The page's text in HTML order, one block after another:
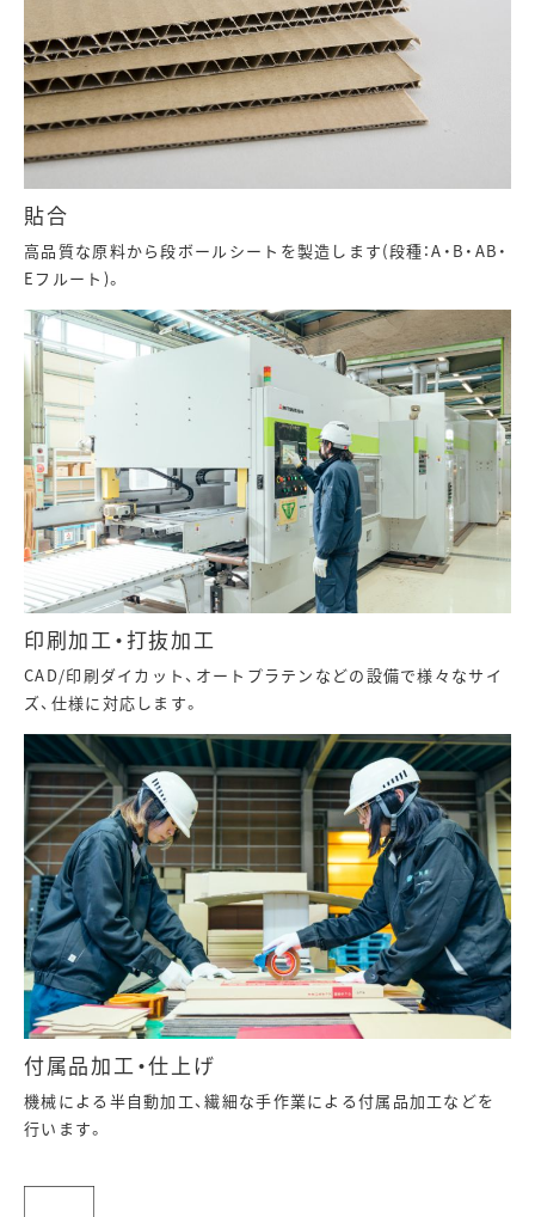
貼合
高品質な原料から段ボールシートを製造します(段種：A・B・AB・
Eフルート)。
印刷加工・打抜加工
CAD/印刷ダイカット、オートプラテンなどの設備で様々なサイ
ズ、仕様に対応します。
付属品加工・仕上げ
機械による半自動加工、繊細な手作業による付属品加工などを
行います。